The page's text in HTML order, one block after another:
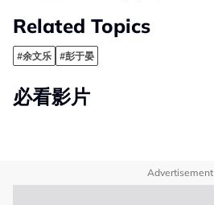
Related Topics
#余文乐 #彭于晏
必看影片
Advertisement